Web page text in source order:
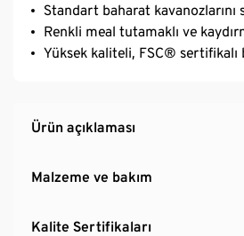
Standart baharat kavanozlarını
Renkli meal tutamaklı ve
Yüksek kaliteli, FSC® sertifikalı
Ürün açıklaması
Malzeme ve bakım
Kalite Sertifikaları